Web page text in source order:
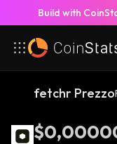
Build with
fetchr Prezzo